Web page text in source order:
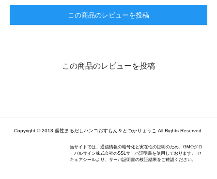
この商品のレビューを投稿
この商品のレビューを投稿
Copyright © 2013 個性まるだしハンコおすもん＆とつかりょうこ All Rights Reserved.
当サイトでは、通信情報の暗号化と実在性の証明のため、GMOグロ
ーバルサイン株式会社のSSLサーバ証明書を使用しております。 セ
キュアシールより、サーバ証明書の検証結果をご確認ください。